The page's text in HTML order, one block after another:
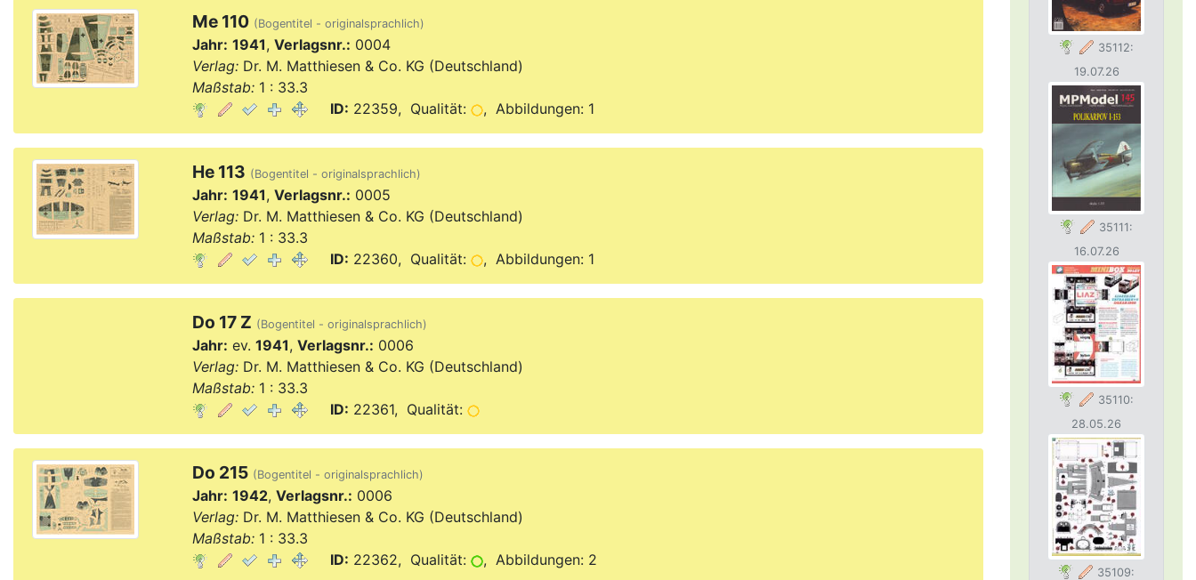
35112:
19.07.26
35111:
16.07.26
35110:
28.05.26
35109:
Me 110 (Bogentitel - originalsprachlich)
Jahr: 1941, Verlagsnr.: 0004
Verlag:Dr. M. Matthiesen & Co. KG (Deutschland)
Maßstab:1 : 33.3
ID: 22359, Qualität: , Abbildungen: 1
He 113 (Bogentitel - originalsprachlich)
Jahr: 1941, Verlagsnr.: 0005
Verlag:Dr. M. Matthiesen & Co. KG (Deutschland)
Maßstab:1 : 33.3
ID: 22360, Qualität: , Abbildungen: 1
Do 17 Z (Bogentitel - originalsprachlich)
Jahr: ev. 1941, Verlagsnr.: 0006
Verlag:Dr. M. Matthiesen & Co. KG (Deutschland)
Maßstab:1 : 33.3
ID: 22361, Qualität:
Do 215 (Bogentitel - originalsprachlich)
Jahr: 1942, Verlagsnr.: 0006
Verlag:Dr. M. Matthiesen & Co. KG (Deutschland)
Maßstab:1 : 33.3
ID: 22362, Qualität: , Abbildungen: 2